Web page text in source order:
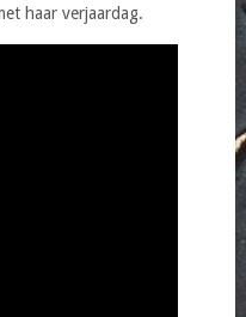
haar verjaardag.